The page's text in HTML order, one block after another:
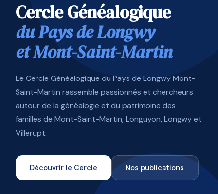
Cercle Généalogique
du Pays de Longwy
et Mont-Saint-Martin
Le Cercle Généalogique du Pays de Longwy Mont-
Saint-Martin rassemble passionnés et chercheurs
autour de la généalogie et du patrimoine des
familles de Mont-Saint-Martin, Longuyon, Longwy et
Villerupt.
Découvrir le Cercle Nos publications